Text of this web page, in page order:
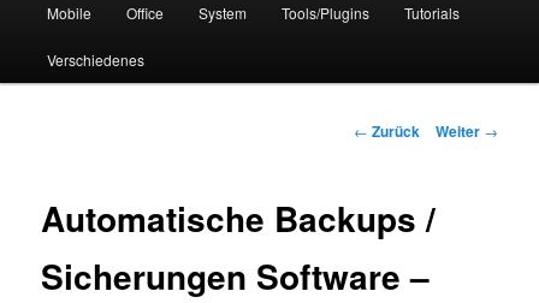
Mobile Office System Tools/Plugins Tutorials
Verschiedenes
Beitrags-
← Zurück Weiter →
Automatische Backups /
Sicherungen Software –